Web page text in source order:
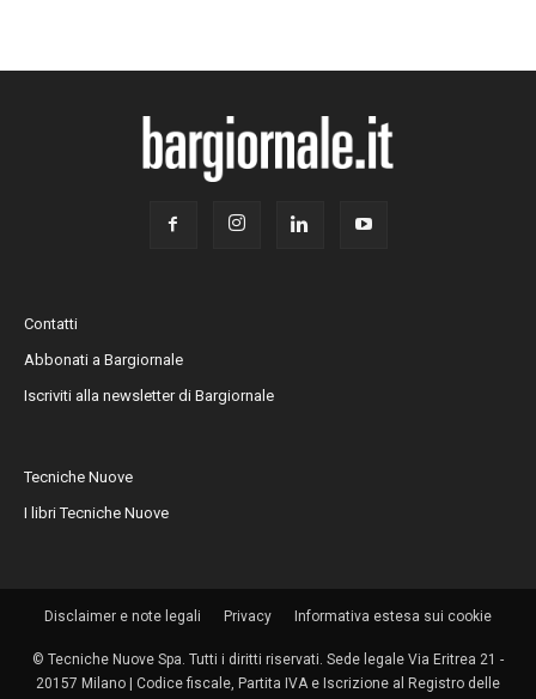
Contatti
Abbonati a Bargiornale
Iscriviti alla newsletter di Bargiornale
Tecniche Nuove
I libri Tecniche Nuove
Disclaimer e note legali Privacy Informativa estesa sui cookie
© Tecniche Nuove Spa. Tutti i diritti riservati. Sede legale Via Eritrea 21 -
20157 Milano | Codice fiscale, Partita IVA e Iscrizione al Registro delle